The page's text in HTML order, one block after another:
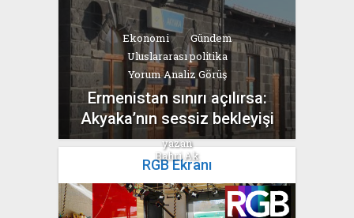
Ekonomi
Gündem
Uluslararası politika
Yorum Analiz Görüş
Ermenistan sınırı açılırsa:
Akyaka’nın sessiz bekleyişi
yazan
Bahri Ak
RGB Ekranı